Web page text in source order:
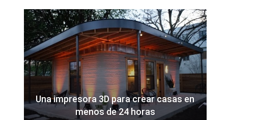
Una impresora 3D para crear casas en
menos de 24 horas